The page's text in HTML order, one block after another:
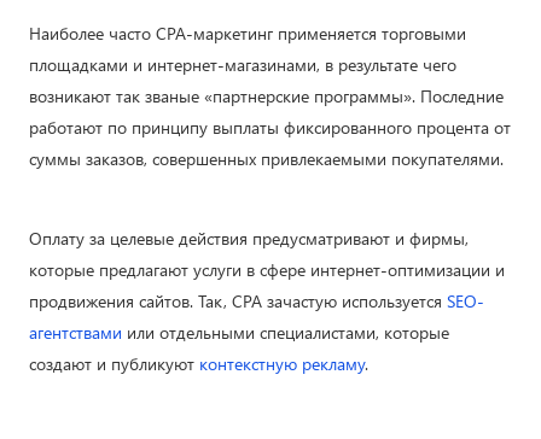
Наиболее часто СРА-маркетинг применяется торговыми
площадками и интернет-магазинами, в результате чего
возникают так званые «партнерские программы». Последние
работают по принципу выплаты фиксированного процента от
суммы заказов, совершенных привлекаемыми покупателями.
Оплату за целевые действия предусматривают и фирмы,
которые предлагают услуги в сфере интернет-оптимизации и
продвижения сайтов. Так, СРА зачастую используется SEO-
агентствами или отдельными специалистами, которые
создают и публикуют контекстную рекламу.